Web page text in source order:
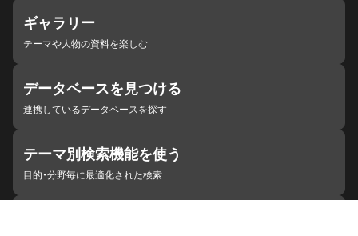
ギャラリー
テーマや人物の資料を楽しむ
データベースを見つける
連携しているデータベースを探す
テーマ別検索機能を使う
目的・分野毎に最適化された検索